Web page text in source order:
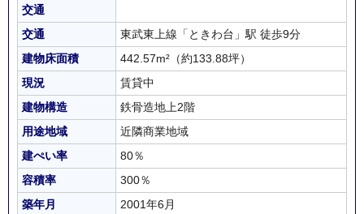
交通
交通
東武東上線「ときわ台」駅 徒歩9分
建物床面積
442.57m² （約133.88坪）
現況
賃貸中
建物構造
鉄骨造地上2階
用途地域
近隣商業地域
建ぺい率
80％
容積率
300％
築年月
2001年6月